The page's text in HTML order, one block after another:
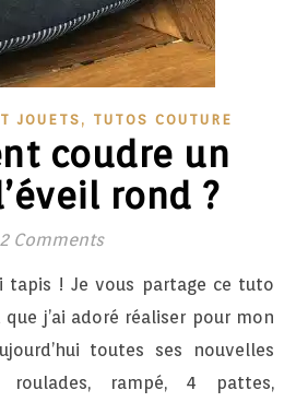
JOUETS , TUTOS COUTURE
coudre un
rond ?
2 Comments
j’ai adoré réaliser pour mon
toutes ses nouvelles
roulades, rampé, 4 pattes,